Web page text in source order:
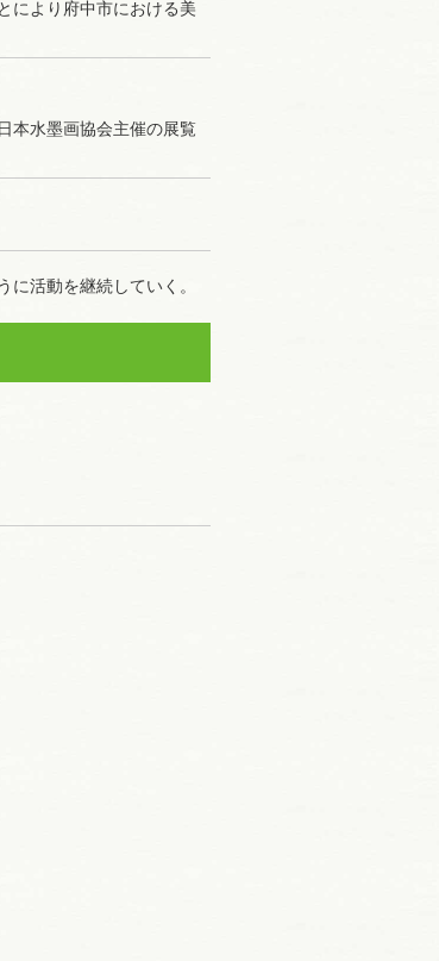
により府中市における美
本水墨画協会主催の展覧
活動を継続していく。